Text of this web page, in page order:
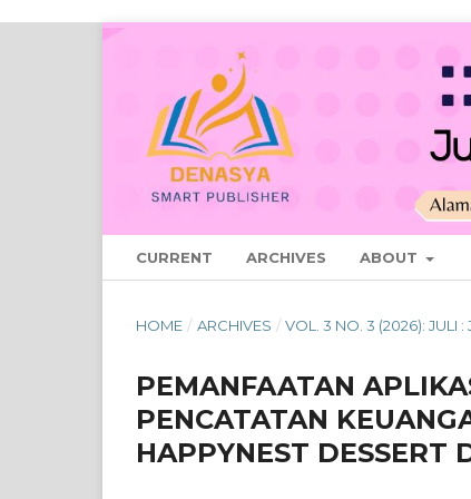
CURRENT ARCHIVES ABOUT
HOME / ARCHIVES / VOL. 3 NO. 3 (2026): JULI :
PEMANFAATAN
PENCATATAN
HAPPYNEST DESSERT